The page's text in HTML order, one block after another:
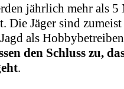
jährlich mehr als
Die Jäger sind
als
den Schluss zu,
.